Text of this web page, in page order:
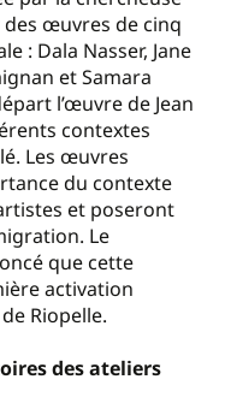
œuvres de cinq
: Dala Nasser, Jane
et Samara
l’œuvre de Jean
contextes
Les œuvres
du contexte
et poseront
Le
que cette
activation
Riopelle.
des ateliers